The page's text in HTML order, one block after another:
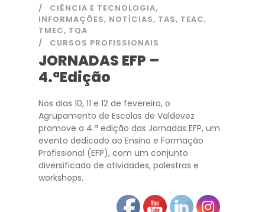
CIÊNCIA E TECNOLOGIA,
INFORMAÇÕES, NOTÍCIAS, TAS, TEAC,
TMEC, TQA
CURSOS PROFISSIONAIS
JORNADAS EFP –
4.ªEdição
Nos dias 10, 11 e 12 de fevereiro, o
Agrupamento de Escolas de Valdevez
promove a 4.ª edição das Jornadas EFP, um
evento dedicado ao Ensino e Formação
Profissional (EFP), com um conjunto
diversificado de atividades, palestras e
workshops.